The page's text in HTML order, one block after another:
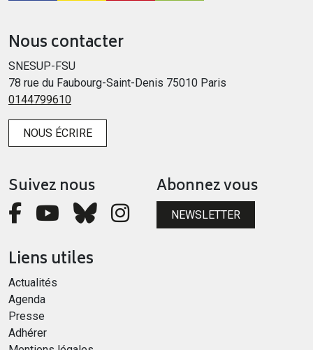
Nous contacter
SNESUP-FSU
78 rue du Faubourg-Saint-Denis 75010 Paris
0144799610
NOUS ÉCRIRE
Suivez nous Abonnez vous
NEWSLETTER
Liens utiles
Actualités
Agenda
Presse
Adhérer